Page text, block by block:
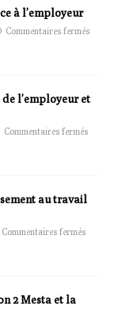
à l’employeur
Commentaires fermés
l’employeur et
Commentaires fermés
au travail
Commentaires fermés
2 Mesta et la